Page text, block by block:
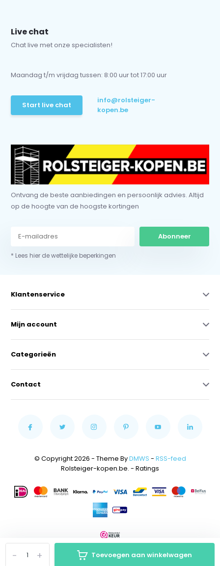
+
- Toevoegen aan winkelwagen
Live chat
Chat live met onze specialisten!
Maandag t/m vrijdag tussen: 8:00 uur tot 17:00 uur
Start live chat
info@rolsteiger-
kopen.be
Ontvang de beste aanbiedingen en persoonlijk advies. Altijd
op de hoogte van de hoogste kortingen
Abonneer
* Lees hier de wettelijke beperkingen
Klantenservice
Mijn account
Categorieën
Contact
© Copyright 2026 - Theme ByDMWS - RSS-feed
Rolsteiger-kopen.be. - Ratings